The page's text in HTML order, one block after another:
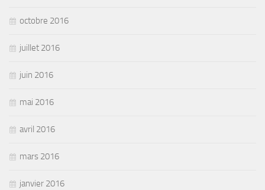
octobre 2016
juillet 2016
juin 2016
mai 2016
avril 2016
mars 2016
janvier 2016